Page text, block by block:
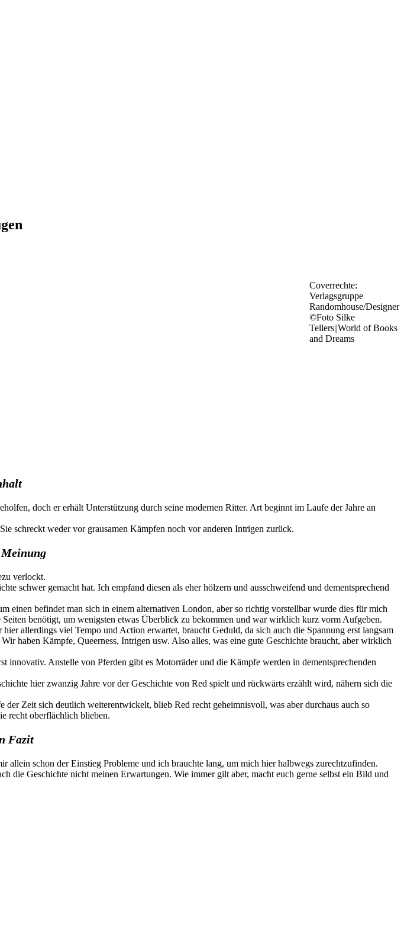
Coverrechte:
Verlagsgruppe
Randomhouse/Designer
©Foto Silke
Tellers||World of Books
and Dreams
doch er erhält Unterstützung durch seine modernen Ritter. Art beginnt im Laufe der Jahre an
schreckt weder vor grausamen Kämpfen noch vor anderen Intrigen zurück.
verlockt.
schwer gemacht hat. Ich empfand diesen als eher hölzern und ausschweifend und dementsprechend
einen befindet man sich in einem alternativen London, aber so richtig vorstellbar wurde dies für mich
benötigt, um wenigsten etwas Überblick zu bekommen und war wirklich kurz vorm Aufgeben.
allerdings viel Tempo und Action erwartet, braucht Geduld, da sich auch die Spannung erst langsam
haben Kämpfe, Queerness, Intrigen usw. Also alles, was eine gute Geschichte braucht, aber wirklich
Anstelle von Pferden gibt es Motorräder und die Kämpfe werden in dementsprechenden
hier zwanzig Jahre vor der Geschichte von Red spielt und rückwärts erzählt wird, nähern sich die
Zeit sich deutlich weiterentwickelt, blieb Red recht geheimnisvoll, was aber durchaus auch so
recht oberflächlich blieben.
Fazit
schon der Einstieg Probleme und ich brauchte lang, um mich hier halbwegs zurechtzufinden.
die Geschichte nicht meinen Erwartungen. Wie immer gilt aber, macht euch gerne selbst ein Bild und